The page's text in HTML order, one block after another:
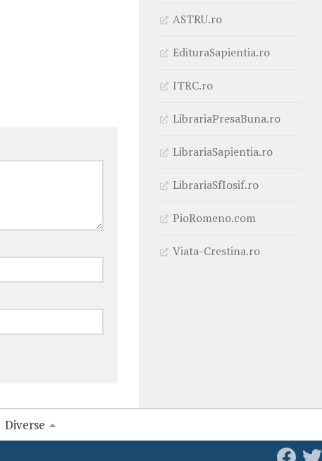
ASTRU.ro
EdituraSapientia.ro
ITRC.ro
LibrariaPresaBuna.ro
LibrariaSapientia.ro
LibrariaSfIosif.ro
PioRomeno.com
Viata-Crestina.ro
Diverse